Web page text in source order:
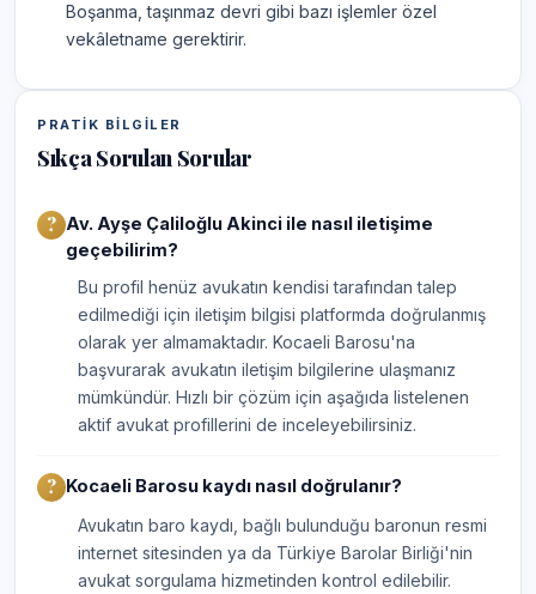
Boşanma, taşınmaz devri gibi bazı işlemler özel
vekâletname gerektirir.
PRATIK BILGILER
Sıkça Sorulan Sorular
Av. Ayşe Çaliloğlu Akinci ile nasıl iletişime
geçebilirim?
Bu profil henüz avukatın kendisi tarafından talep
edilmediği için iletişim bilgisi platformda doğrulanmış
olarak yer almamaktadır. Kocaeli Barosu'na
başvurarak avukatın iletişim bilgilerine ulaşmanız
mümkündür. Hızlı bir çözüm için aşağıda listelenen
aktif avukat profillerini de inceleyebilirsiniz.
Kocaeli Barosu kaydı nasıl doğrulanır?
Avukatın baro kaydı, bağlı bulunduğu baronun resmi
internet sitesinden ya da Türkiye Barolar Birliği'nin
avukat sorgulama hizmetinden kontrol edilebilir.